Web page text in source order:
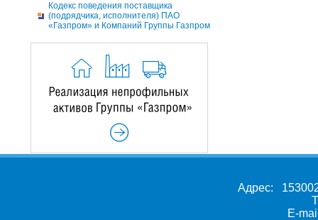
Кодекс поведения поставщика
(подрядчика, исполнителя) ПАО
«Газпром» и Компаний Группы Газпром
Адрес:
E-